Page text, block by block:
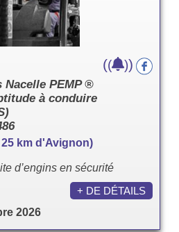
Nacelle PEMP ®
à conduire
km d'Avignon)
d’engins en sécurité
2026
(( ))
+ DE DÉTAILS